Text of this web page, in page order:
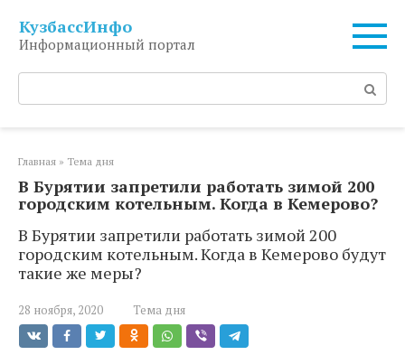
контенту
КузбассИнфо
Информационный портал
Поиск:
Главная » Тема дня
В Бурятии запретили работать зимой 200
городским котельным. Когда в Кемерово?
В Бурятии запретили работать зимой 200
городским котельным. Когда в Кемерово будут
такие же меры?
28 ноября, 2020 Тема дня